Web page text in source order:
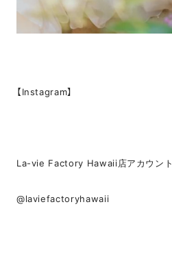
【Instagram】
La-vie Factory Hawaii店アカウント
@laviefactoryhawaii